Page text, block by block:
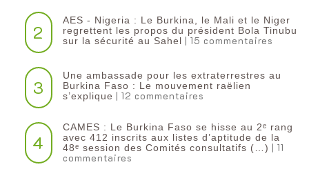
2
AES - Nigeria : Le Burkina, le Mali et le Niger
regrettent les propos du président Bola Tinubu
sur la sécurité au Sahel | 15 commentaires
3
Une ambassade pour les extraterrestres au
Burkina Faso : Le mouvement raëlien
s’explique | 12 commentaires
4
CAMES : Le Burkina Faso se hisse au 2ᵉ rang
avec 412 inscrits aux listes d’aptitude de la
48ᵉ session des Comités consultatifs (…) | 11
commentaires